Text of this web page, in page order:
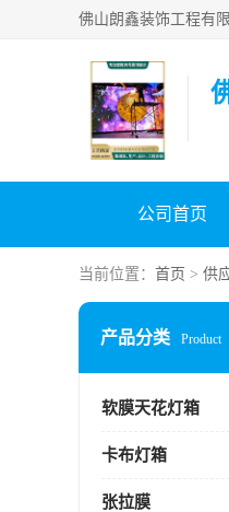
公司首页
当前位置： 首页 > 供
产品分类 Product
软膜天花灯箱
卡布灯箱
张拉膜